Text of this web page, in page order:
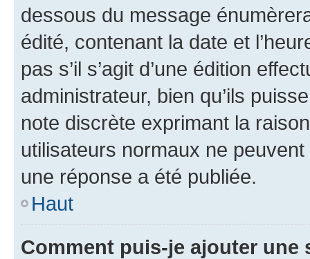
dessous du message
édité, contenant la date et
pas s’il s’agit d’une édition
administrateur, bien qu’ils
note discrète exprimant la
utilisateurs normaux ne
une réponse a été publiée.
Haut
Comment puis-je ajouter une